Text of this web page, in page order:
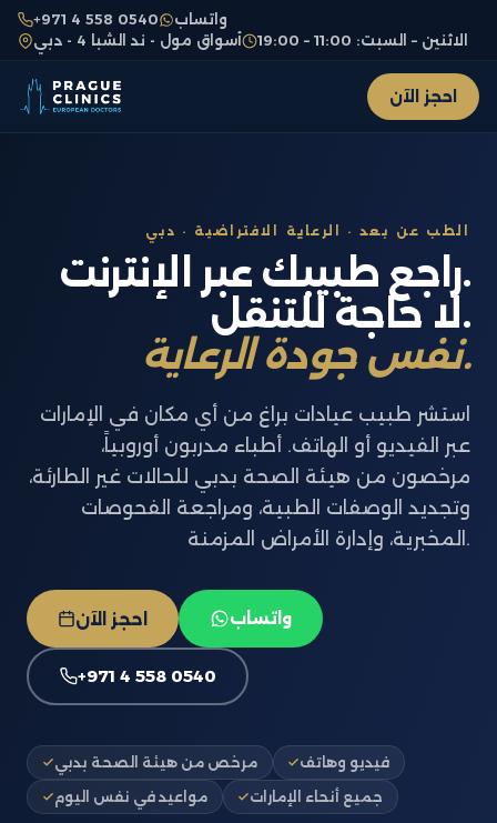
+971 4 558 0540
واتساب
أسواق مول - ند الشبا 4 - دبي
الاثنين – السبت: 11:00 – 19:00
احجز الآن
الطب عن بعد · الرعاية الافتراضية · دبي
راجع طبيبك عبر الإنترنت.
لا حاجة للتنقل.
نفس جودة الرعاية.
استشر طبيب عيادات براغ من أي مكان في الإمارات
عبر الفيديو أو الهاتف. أطباء مدربون أوروبياً،
مرخصون من هيئة الصحة بدبي للحالات غير الطارئة،
وتجديد الوصفات الطبية، ومراجعة الفحوصات
المخبرية، وإدارة الأمراض المزمنة.
احجز الآن واتساب
+971 4 558 0540
مرخص من هيئة الصحة بدبي فيديو وهاتف
مواعيد في نفس اليوم جميع أنحاء الإمارات